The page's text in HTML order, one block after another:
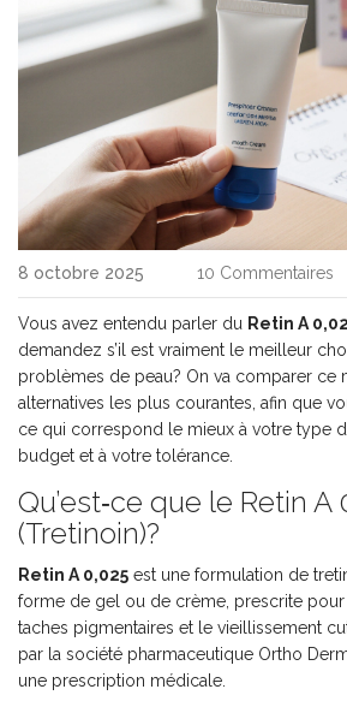
8 octobre 2025 10 Commentaires
Vous avez entendu parler du Retin A
demandez s’il est vraiment le meilleur
problèmes de peau? On va comparer ce
alternatives les plus courantes, afin que
ce qui correspond le mieux à votre type
budget et à votre tolérance.
Qu’est‑ce que le Retin A
(Tretinoin)?
Retin A 0,025 est une formulation de
forme de gel ou de crème, prescrite pour
taches pigmentaires et le vieillissement
par la société pharmaceutique Ortho
une prescription médicale.